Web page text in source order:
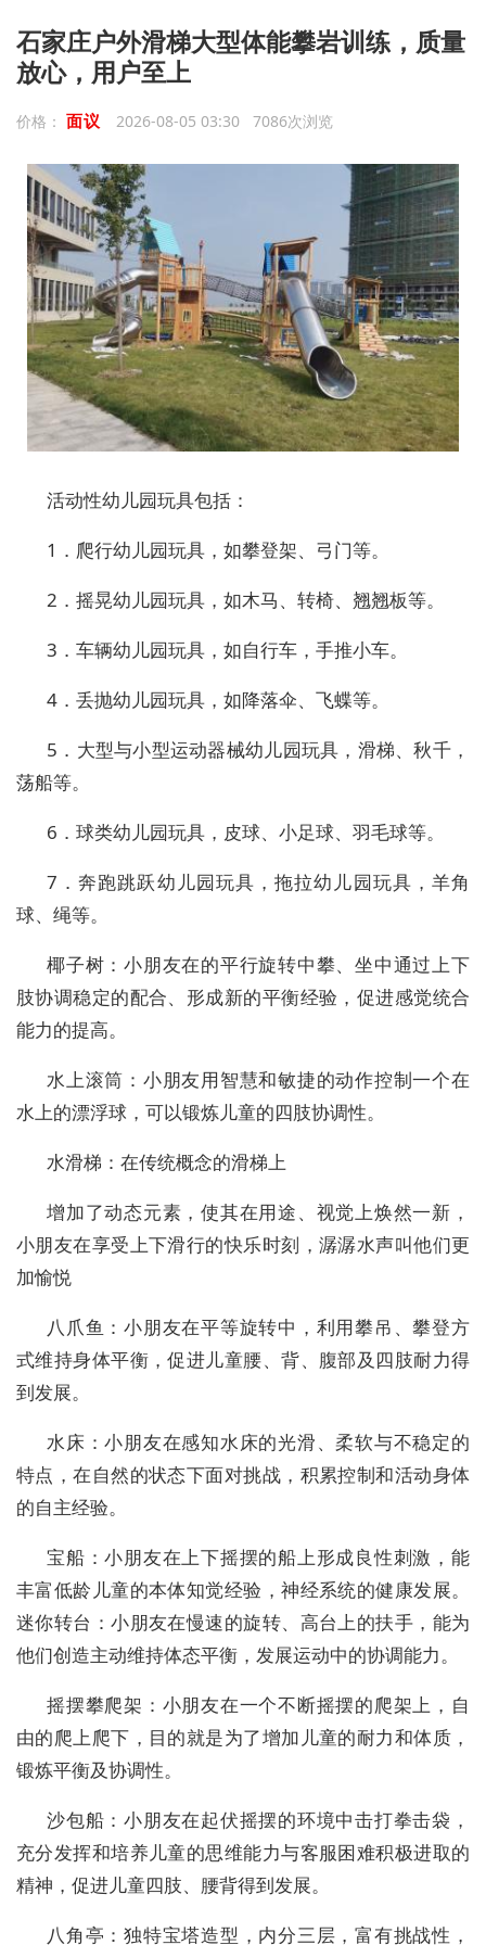
石家庄户外滑梯大型体能攀岩训练，质量
放心，用户至上
价格： 面议 2026-08-05 03:30 7086次浏览
活动性幼儿园玩具包括：
1．爬行幼儿园玩具，如攀登架、弓门等。
2．摇晃幼儿园玩具，如木马、转椅、翘翘板等。
3．车辆幼儿园玩具，如自行车，手推小车。
4．丢抛幼儿园玩具，如降落伞、飞蝶等。
5．大型与小型运动器械幼儿园玩具，滑梯、秋千，
荡船等。
6．球类幼儿园玩具，皮球、小足球、羽毛球等。
7．奔跑跳跃幼儿园玩具，拖拉幼儿园玩具，羊角
球、绳等。
椰子树：小朋友在的平行旋转中攀、坐中通过上下
肢协调稳定的配合、形成新的平衡经验，促进感觉统合
能力的提高。
水上滚筒：小朋友用智慧和敏捷的动作控制一个在
水上的漂浮球，可以锻炼儿童的四肢协调性。
水滑梯：在传统概念的滑梯上
增加了动态元素，使其在用途、视觉上焕然一新，
小朋友在享受上下滑行的快乐时刻，潺潺水声叫他们更
加愉悦
八爪鱼：小朋友在平等旋转中，利用攀吊、攀登方
式维持身体平衡，促进儿童腰、背、腹部及四肢耐力得
到发展。
水床：小朋友在感知水床的光滑、柔软与不稳定的
特点，在自然的状态下面对挑战，积累控制和活动身体
的自主经验。
宝船：小朋友在上下摇摆的船上形成良性刺激，能
丰富低龄儿童的本体知觉经验，神经系统的健康发展。
迷你转台：小朋友在慢速的旋转、高台上的扶手，能为
他们创造主动维持体态平衡，发展运动中的协调能力。
摇摆攀爬架：小朋友在一个不断摇摆的爬架上，自
由的爬上爬下，目的就是为了增加儿童的耐力和体质，
锻炼平衡及协调性。
沙包船：小朋友在起伏摇摆的环境中击打拳击袋，
充分发挥和培养儿童的思维能力与客服困难积极进取的
精神，促进儿童四肢、腰背得到发展。
八角亭：独特宝塔造型，内分三层，富有挑战性，